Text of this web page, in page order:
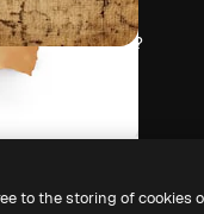
¿Buscas
magnific.ai?
to the storing of cookies